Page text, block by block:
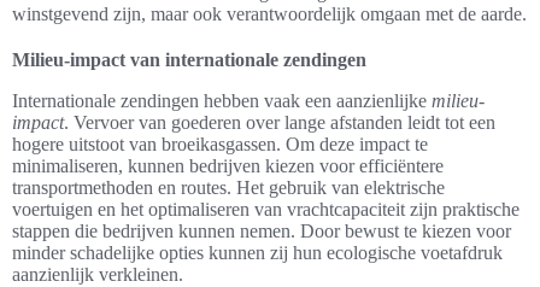
winstgevend zijn, maar ook verantwoordelijk omgaan met de aarde.
Milieu-impact van internationale zendingen
Internationale zendingen hebben vaak een aanzienlijke milieu-
impact. Vervoer van goederen over lange afstanden leidt tot een
hogere uitstoot van broeikasgassen. Om deze impact te
minimaliseren, kunnen bedrijven kiezen voor efficiëntere
transportmethoden en routes. Het gebruik van elektrische
voertuigen en het optimaliseren van vrachtcapaciteit zijn praktische
stappen die bedrijven kunnen nemen. Door bewust te kiezen voor
minder schadelijke opties kunnen zij hun ecologische voetafdruk
aanzienlijk verkleinen.